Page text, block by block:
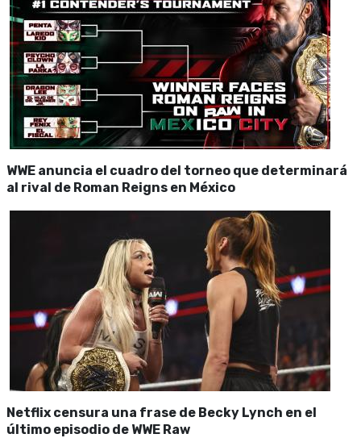
WWE anuncia el cuadro del torneo que determinará
al rival de Roman Reigns en México
Netflix censura una frase de Becky Lynch en el
último episodio de WWE Raw